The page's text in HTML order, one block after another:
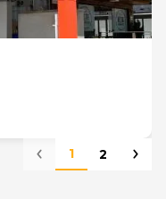
1 2